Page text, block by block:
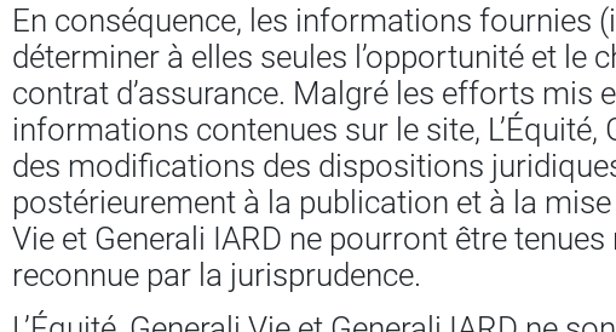
En conséquence, les informations fournies
déterminer à elles seules l’opportunité et le
contrat d’assurance. Malgré les efforts
informations contenues sur le site,
des modifications des dispositions
postérieurement à la publication et à la mise
Vie et Generali IARD ne pourront être
reconnue par la jurisprudence.